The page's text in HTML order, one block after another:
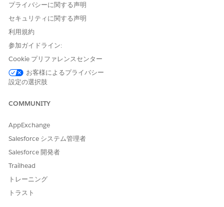
参照アクション種別
このアクションで 1 つ以上の
プロンプトテンプレートが実
行されますか?
必要な設定
プライバシーに関する声明
セキュリティに関する声明
利用規約
参加ガイドライン:
Cookie プリファレンスセンター
お客様によるプライバシー
設定の選択肢
COMMUNITY
AppExchange
Salesforce システム管理者
Salesforce 開発者
Trailhead
トレーニング
トラスト